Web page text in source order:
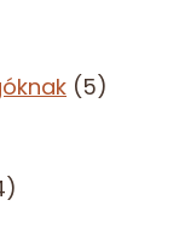
(5)